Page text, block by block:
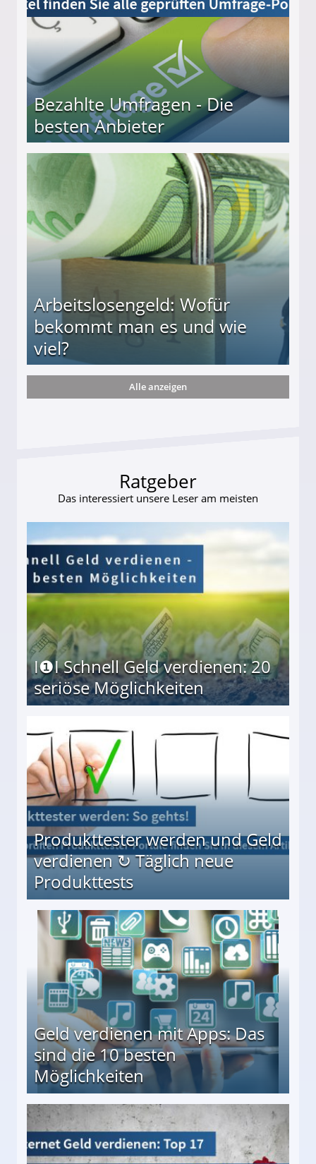
Bezahlte Umfragen - Die
besten Anbieter
Arbeitslosengeld: Wofür
bekommt man es und wie
viel?
und wie viel?
Alle anzeigen
Ratgeber
Das interessiert unsere Leser am meisten
I❶I Schnell Geld verdienen: 20
seriöse Möglichkeiten
Produkttester werden und Geld
verdienen ↻ Täglich neue
Produkttests
↻ Täglich neue Produkttests
Geld verdienen mit Apps: Das
sind die 10 besten
Möglichkeiten
besten Möglichkeiten